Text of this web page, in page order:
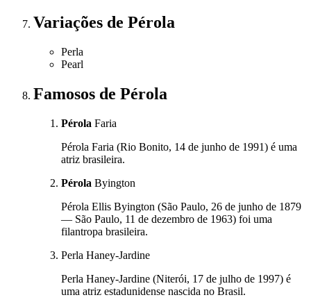
Variações de Pérola
Perla
Pearl
Famosos de Pérola
Pérola Faria
Pérola Faria (Rio Bonito, 14 de junho de 1991) é uma
atriz brasileira.
Pérola Byington
Pérola Ellis Byington (São Paulo, 26 de junho de 1879
— São Paulo, 11 de dezembro de 1963) foi uma
filantropa brasileira.
Perla Haney-Jardine
Perla Haney-Jardine (Niterói, 17 de julho de 1997) é
uma atriz estadunidense nascida no Brasil.